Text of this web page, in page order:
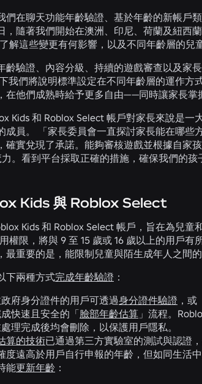
們在聊天功能年齡驗證、基於年齡的新帳戶
，隨著我們開始在澳洲、印尼、荷蘭及紐西
解這些變更有何影響，以及不同年齡層的兒
齡驗證、內容分級、持續的遊戲審查以及家
我們將說明標準設定在不同年齡層的運作
在他們成熟時給予更多自由——同時讓家長掌
Kids 和 Roblox Select 帳戶對家長來說是
成員。 「家長委員會一直探討家長能在哪些
確實兌現了承諾。能夠審核遊戲並根據自家
。看到平台採取正確的措施，確保我們的
Kids 與 Roblox Select
Kids 和 Roblox Select 帳戶，旨在為兒
權限，將與 9 至 15 歲或 16 歲以上的用戶
最重要的是，能限制兒童與陌生成年人之間的
下兩種方式完成年齡驗證 ：
府身分證件的用戶可透過身分證件驗證 ，或
快速且安全的「臉部年齡估算 」流程。
理完成後均會刪除，以保護用戶隱私。
算的技術已通過第三方實驗室的測試與認證
度遠高於用戶自行申報的年齡，但如同生活
能更新年齡 ：